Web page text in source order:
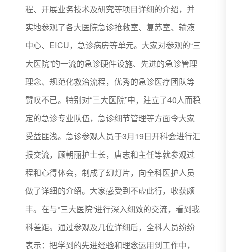
程、开展业务技术及研究等项目详细的介绍，并
实地参观了各大医院急诊抢救室、复苏室、输液
中心、EICU，急诊病房等单元。大家对参观的“三
大医院”的一流的急诊硬件设施、先进的急诊管理
理念、规范化救治流程，优秀的急诊医疗团队等
赞叹不已。特别对“三大医院”中，建立了40人而稳
定的急诊专业队伍，急诊细节管理等方面令大家
受益匪浅。急诊参观人员于3月19日开科会进行汇
报交流，顾朝丽护士长，唐志和主任等就参观过
程和心得体会，制成了幻灯片，向全科医护人员
做了详细的介绍。大家感受到不虚此行，收获颇
丰。在与“三大医院”进行深入细致的交流，看到我
科差距。通过参观及几位详细后，全科人员纷纷
表示：把学到的先进经验和理念运用到工作中，